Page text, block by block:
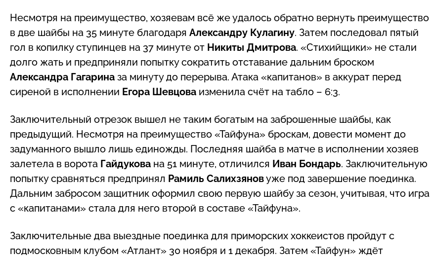
Несмотря на преимущество, хозяевам всё же удалось обратно вернуть преимущество
в две шайбы на 35 минуте благодаря Александру Кулагину. Затем последовал пятый
гол в копилку ступинцев на 37 минуте от Никиты Дмитрова. «Стихийщики» не стали
долго жать и предприняли попытку сократить отставание дальним броском
Александра Гагарина за минуту до перерыва. Атака «капитанов» в аккурат перед
сиреной в исполнении Егора Шевцова изменила счёт на табло – 6:3.
Заключительный отрезок вышел не таким богатым на заброшенные шайбы, как
предыдущий. Несмотря на преимущество «Тайфуна» броскам, довести момент до
задуманного вышло лишь единожды. Последняя шайба в матче в исполнении хозяев
залетела в ворота Гайдукова на 51 минуте, отличился Иван Бондарь. Заключительную
попытку сравняться предпринял Рамиль Салихзяновуже под завершение поединка.
Дальним забросом защитник оформил свою первую шайбу за сезон, учитывая, что игра
с «капитанами» стала для него второй в составе «Тайфуна».
Заключительные два выездные поединка для приморских хоккеистов пройдут с
подмосковным клубом «Атлант» 30 ноября и 1 декабря. Затем «Тайфун» ждёт